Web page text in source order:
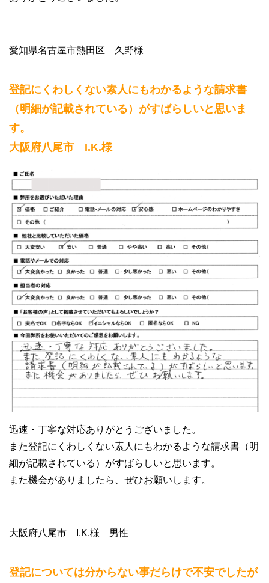
愛知県名古屋市熱田区 久野様
登記にくわしくない素人にもわかるような請求書
（明細が記載されている）がすばらしいと思いま
す。
大阪府八尾市 I.K.様
迅速・丁寧な対応ありがとうございました。
また登記にくわしくない素人にもわかるような請求書（明
細が記載されている）がすばらしいと思います。
また機会がありましたら、ぜひお願いします。
大阪府八尾市 I.K.様 男性
登記については分からない事だらけで不安でしたが